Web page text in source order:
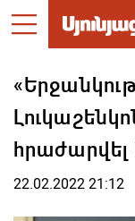
22.02.2022 21:12